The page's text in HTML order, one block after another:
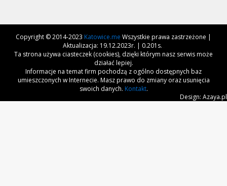
Copyright © 2014-2023 Katowice.me Wszystkie prawa zastrzeżone |
Aktualizacja: 19.12.2023r. | 0.201s.
Ta strona używa ciasteczek (cookies), dzięki którym nasz serwis może
działać lepiej.
Informacje na temat firm pochodzą z ogólno dostępnych baz
umieszczonych w Internecie. Masz prawo do zmiany oraz usunięcia
swoich danych. Kontakt.
Design: Azaya.pl